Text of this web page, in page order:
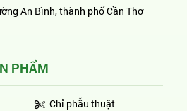
An Bình, thành phố Cần Thơ
PHẨM
Chỉ phẫu thuật